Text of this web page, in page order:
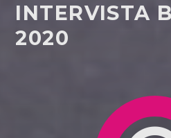
CERCA NEL
INTERVISTA
2020